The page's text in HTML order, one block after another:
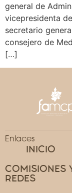
general de
vicepresidenta
secretario
consejero de
[…]
Enlaces
INICIO
COMISIONES
REDES